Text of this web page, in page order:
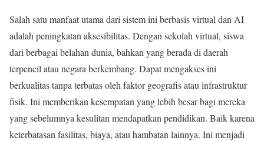
Salah satu manfaat utama dari sistem ini berbasis virtual dan AI
adalah peningkatan aksesibilitas. Dengan sekolah virtual, siswa
dari berbagai belahan dunia, bahkan yang berada di daerah
terpencil atau negara berkembang. Dapat mengakses ini
berkualitas tanpa terbatas oleh faktor geografis atau infrastruktur
fisik. Ini memberikan kesempatan yang lebih besar bagi mereka
yang sebelumnya kesulitan mendapatkan pendidikan. Baik karena
keterbatasan fasilitas, biaya, atau hambatan lainnya. Ini menjadi